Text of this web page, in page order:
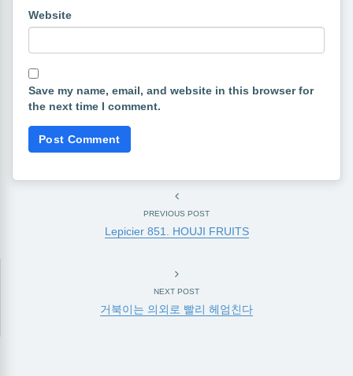
Website
Save my name, email, and website in this browser for
the next time I comment.
PREVIOUS POST
Lepicier 851. HOUJI FRUITS
NEXT POST
거북이는 의외로 빨리 헤엄친다